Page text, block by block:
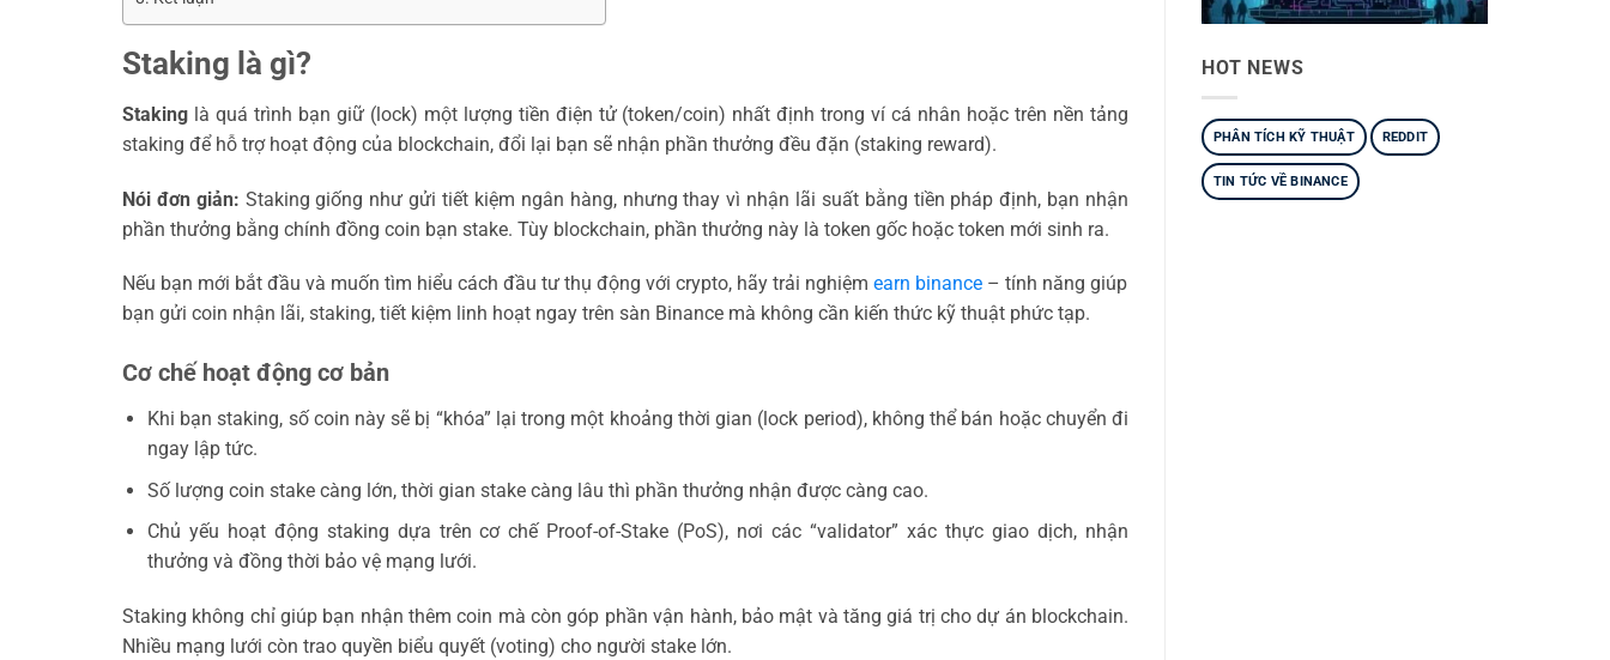
Staking là gì?
Staking là quá trình bạn giữ (lock) một lượng tiền điện tử (token/coin) nhất định trong ví cá nhân hoặc trên nền tảng
staking để hỗ trợ hoạt động của blockchain, đổi lại bạn sẽ nhận phần thưởng đều đặn (staking reward).
Nói đơn giản: Staking giống như gửi tiết kiệm ngân hàng, nhưng thay vì nhận lãi suất bằng tiền pháp định, bạn nhận
phần thưởng bằng chính đồng coin bạn stake. Tùy blockchain, phần thưởng này là token gốc hoặc token mới sinh ra.
Nếu bạn mới bắt đầu và muốn tìm hiểu cách đầu tư thụ động với crypto, hãy trải nghiệm earn binance – tính năng giúp
bạn gửi coin nhận lãi, staking, tiết kiệm linh hoạt ngay trên sàn Binance mà không cần kiến thức kỹ thuật phức tạp.
Cơ chế hoạt động cơ bản
Khi bạn staking, số coin này sẽ bị “khóa” lại trong một khoảng thời gian (lock period), không thể bán hoặc chuyển đi
ngay lập tức.
Số lượng coin stake càng lớn, thời gian stake càng lâu thì phần thưởng nhận được càng cao.
Chủ yếu hoạt động staking dựa trên cơ chế Proof-of-Stake (PoS), nơi các “validator” xác thực giao dịch, nhận
thưởng và đồng thời bảo vệ mạng lưới.
Staking không chỉ giúp bạn nhận thêm coin mà còn góp phần vận hành, bảo mật và tăng giá trị cho dự án blockchain.
Nhiều mạng lưới còn trao quyền biểu quyết (voting) cho người stake lớn.
HOT NEWS
PHÂN TÍCH KỸ THUẬT REDDIT
TIN TỨC VỀ BINANCE